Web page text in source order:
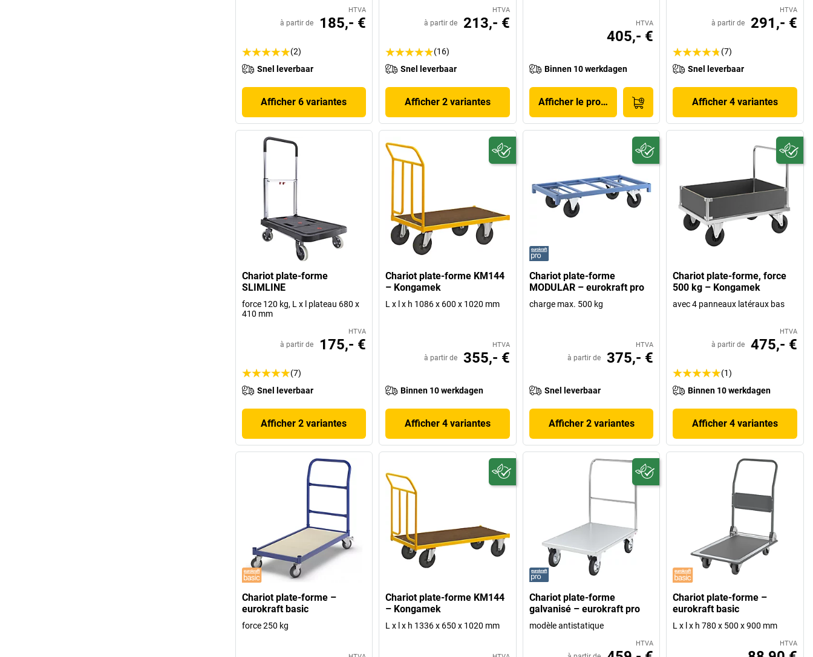
HTVA
à partir de 185,- €
(2)
Snel leverbaar
Afficher 6 variantes
HTVA
à partir de 213,- €
(16)
Snel leverbaar
Afficher 2 variantes
HTVA
405,- €
Binnen 10 werkdagen
Afficher le produit
HTVA
à partir de 291,- €
(7)
Snel leverbaar
Afficher 4 variantes
Chariot plate-forme
SLIMLINE
force 120 kg, L x l plateau 680 x
410 mm
HTVA
à partir de 175,- €
(7)
Snel leverbaar
Afficher 2 variantes
Chariot plate-forme KM144
– Kongamek
L x l x h 1086 x 600 x 1020 mm
HTVA
à partir de 355,- €
Binnen 10 werkdagen
Afficher 4 variantes
Chariot plate-forme
MODULAR – eurokraft pro
charge max. 500 kg
HTVA
à partir de 375,- €
Snel leverbaar
Afficher 2 variantes
Chariot plate-forme, force
500 kg – Kongamek
avec 4 panneaux latéraux bas
HTVA
à partir de 475,- €
(1)
Binnen 10 werkdagen
Afficher 4 variantes
Chariot plate-forme –
eurokraft basic
force 250 kg
Chariot plate-forme KM144
– Kongamek
L x l x h 1336 x 650 x 1020 mm
Chariot plate-forme
galvanisé – eurokraft pro
modèle antistatique
HTVA
Chariot plate-forme –
eurokraft basic
L x l x h 780 x 500 x 900 mm
HTVA